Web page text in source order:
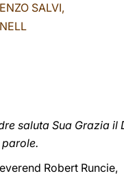
SALVI,
saluta Sua Grazia il
Robert Runcie,